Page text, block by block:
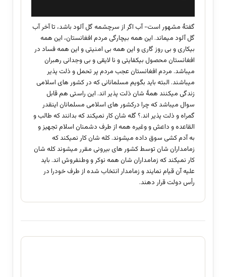
گفتۀ مشهور است- آب اگر از سرچشمه گل آلود باشد، تا آخر آب
گل آلود میماند. این همه بیچارگی مردم افغانستان، این همه
بیکاری و بی روز گاری و این همه بی امنیتی و این همه فساد در
افغانستان محصول بیکفایتی و نا لایقی و بی وجدانی رهبران
میباشد. مردم افغانستان عجب مردم پر تحمل و ذلت پذیر
میباشند. البته باید بگویم مسلمانانی که در کشور های اسلامی
زندگی میکنند همۀ شان ذلت پذیر اند. این راستی هم قابل
سوال میباشد که چرا درکشور های اسلامی مسلمانان اینقدر
گمراه و ذلت پذیر اند.؟ گله شان کار نمیکند که بدانند که طالب و
القاعده و داعش و وغیره همه از طرف دشمنان اسلام تجهیز و
به آدم کشی سوق داده میشوند. کله شان کار نمیکند که
زمامداران شان توسط کشور های بیرونی مقرر میشوند کله شان
کار نمیکند که زمامداران شان همه نوکر و وطنفروش اند. باید
علیه آن قیام نمایند و زمامدار انتخاب شده از طرف خودرا در
رأس دولت قرار دهند.